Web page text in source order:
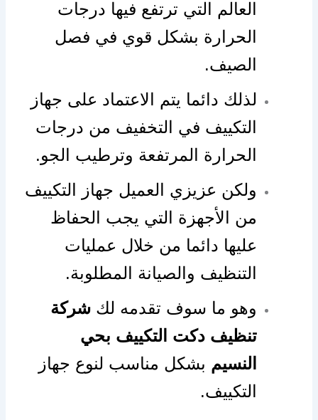
العالم التي ترتفع فيها درجات
الحرارة بشكل قوي في فصل
الصيف.
لذلك دائما يتم الاعتماد على جهاز
التكييف في التخفيف من درجات
الحرارة المرتفعة وترطيب الجو.
ولكن عزيزي العميل جهاز التكييف
من الأجهزة التي يجب الحفاظ
عليها دائما من خلال عمليات
التنظيف والصيانة المطلوبة.
وهو ما سوف تقدمه لكشركة
تنظيف دكت التكييف بحي
النسيم بشكل مناسب لنوع جهاز
التكييف.